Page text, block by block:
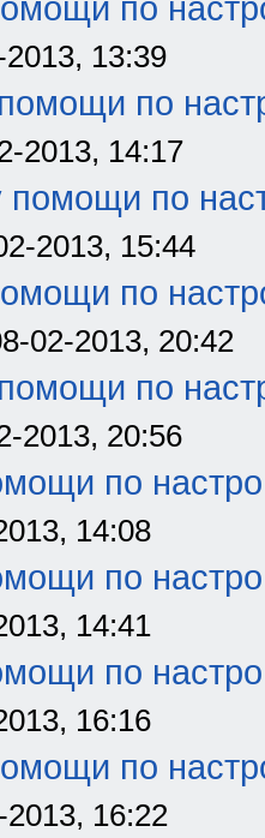
по
13:39
по
2013, 14:17
по
2013, 15:44
по
02-2013, 20:42
по
2013, 20:56
по
14:08
по
14:41
по
16:16
по
16:22